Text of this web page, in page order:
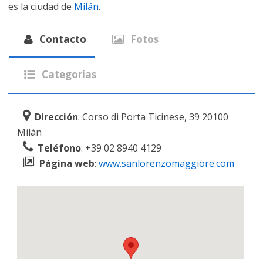
es la ciudad de Milán.
Contacto Fotos
Categorías
Dirección: Corso di Porta Ticinese, 39 20100
Milán
Teléfono: +39 02 8940 4129
Página web: www.sanlorenzomaggiore.com